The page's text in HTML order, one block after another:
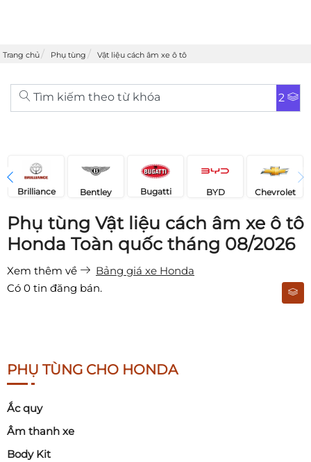
Trang chủ Phụ tùng Vật liệu cách âm xe ô tô
Tìm kiếm theo từ khóa 2
Brilliance Bentley Bugatti BYD Chevrolet
Phụ tùng Vật liệu cách âm xe ô tô
Honda Toàn quốc tháng 08/2026
Xem thêm về
Bảng giá xe Honda
Có 0 tin đăng bán.
PHỤ TÙNG CHO HONDA
Ắc quy
Âm thanh xe
Body Kit